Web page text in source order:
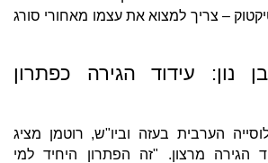
– צריך למצוא את עצמו מאחורי סורג
נון: עידוד הגירה כפתרון
הערבית בעזה וביו"ש, רוטמן מציג
הגירה מרצון. "זה הפתרון היחיד למי